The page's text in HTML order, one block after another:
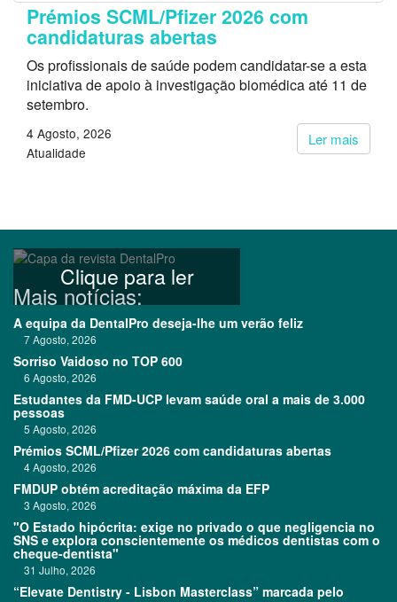
Prémios SCML/Pfizer 2026 com
candidaturas abertas
Os profissionais de saúde podem candidatar-se a esta
iniciativa de apoio à investigação biomédica até 11 de
setembro.
Ler mais
4 Agosto, 2026
Atualidade
Clique para ler
Mais notícias:
A equipa da DentalPro deseja-lhe um verão feliz
7 Agosto, 2026
Sorriso Vaidoso no TOP 600
6 Agosto, 2026
Estudantes da FMD-UCP levam saúde oral a mais de 3.000
pessoas
5 Agosto, 2026
Prémios SCML/Pfizer 2026 com candidaturas abertas
4 Agosto, 2026
FMDUP obtém acreditação máxima da EFP
3 Agosto, 2026
"O Estado hipócrita: exige no privado o que negligencia no
SNS e explora conscientemente os médicos dentistas com o
cheque-dentista"
31 Julho, 2026
“Elevate Dentistry - Lisbon Masterclass” marcada pelo